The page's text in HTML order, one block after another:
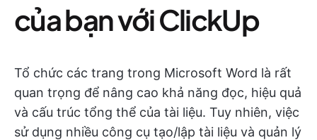
của bạn với ClickUp
Tổ chức các trang trong Microsoft Word là rất
quan trọng để nâng cao khả năng đọc, hiệu quả
và cấu trúc tổng thể của tài liệu. Tuy nhiên, việc
sử dụng nhiều công cụ tạo/lập tài liệu và quản lý